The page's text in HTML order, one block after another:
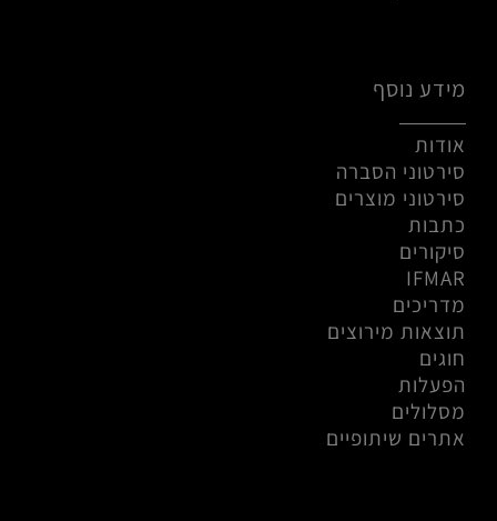
מידע נוסף
אודות
סירטוני הסברה
סירטוני מוצרים
כתבות
סיקורים
IFMAR
מדריכים
תוצאות מירוצים
חוגים
הפעלות
מסלולים
אתרים שיתופיים